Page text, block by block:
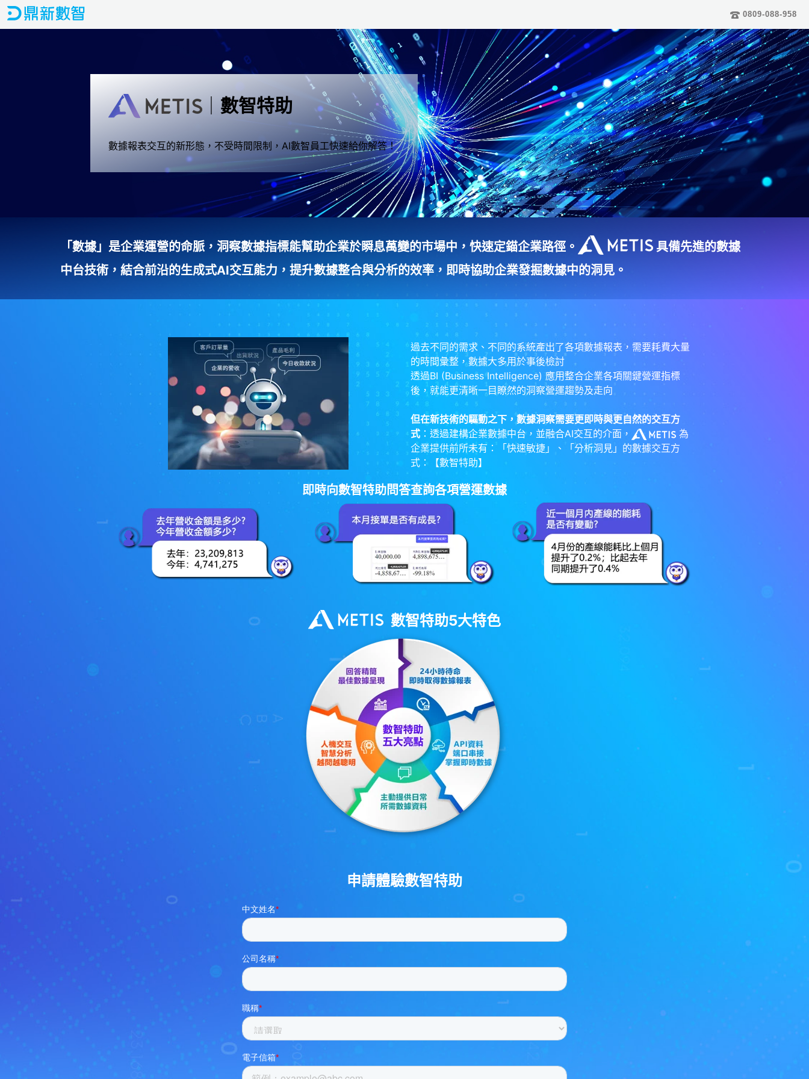
0809-088-958
數智特助
數據報表交互的新形態，不受時間限制，AI數智員工快速給你解答！
「數據」是企業運營的命脈，洞察數據指標能幫助企業於瞬息萬變的市場中，快速定錨企業路徑。
具備先進的數據
中台技術，結合前沿的生成式AI交互能力，提升數據整合與分析的效率，即時協助企業發掘數據中的洞見。
過去不同的需求、不同的系統產出了各項數據報表，需要耗費大量
的時間彙整，數據大多用於事後檢討
透過BI (Business Intelligence) 應用整合企業各項關鍵營運指標
後，就能更清晰一目瞭然的洞察營運趨勢及走向
但在新技術的驅動之下，數據洞察需要更即時與更自然的交互方
式 ：透過建構企業數據中台，並融合AI交互的介面，
為
企業提供前所未有：「快速敏捷」、「分析洞見」的數據交互方
式：【數智特助】
即時向數智特助問答查詢各項營運數據
數智特助5大特色
申請體驗數智特助